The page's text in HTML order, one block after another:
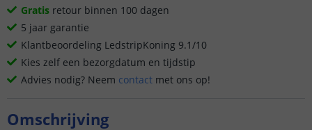
Gratis retour binnen 100 dagen
5 jaar garantie
Klantbeoordeling LedstripKoning 9.1/10
Kies zelf een bezorgdatum en tijdstip
Advies nodig? Neem contact met ons op!
Omschrijving